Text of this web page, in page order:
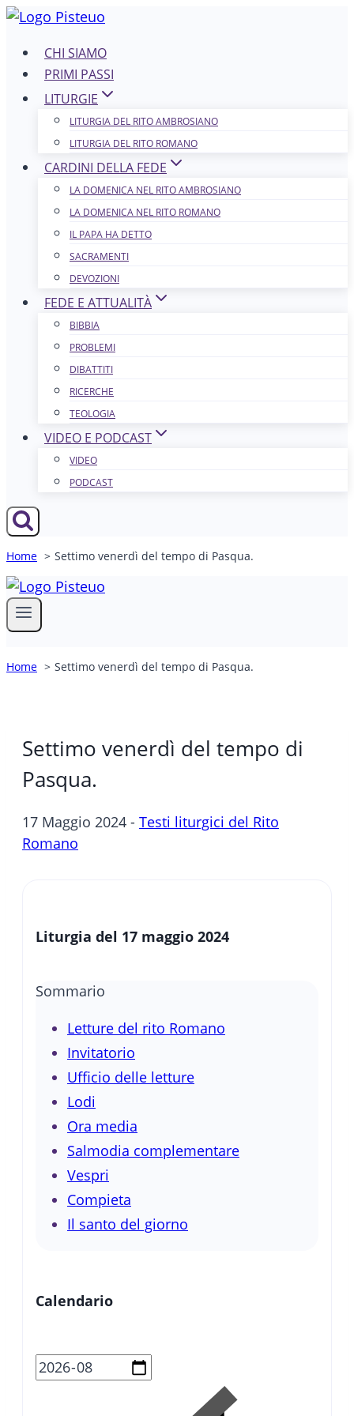
Salta
contenutoCHI SIAMO
PRIMI PASSI
LITURGIE
LITURGIA DEL RITO AMBROSIANO
LITURGIA DEL RITO ROMANO
CARDINI DELLA FEDE
LA DOMENICA NEL R​​​​​​ITO AMBROSIANO
LA DOMENICA NEL RITO ROMANO
IL PAPA HA DETTO
SACRAMENTI
DEVOZIONI
FEDE E ATTUALITÀ
BIBBIA
PROBLEMI
DIBATTITI
RICERCHE
TEOLOGIA
VIDEO E PODCAST
VIDEO
PODCAST
Home Settimo venerdì del tempo di Pasqua.
Home Settimo venerdì del tempo di Pasqua.
Settimo venerdì del tempo di
Pasqua.
17 Maggio 2024 - Testi liturgici del Rito
Romano
Liturgia del 17 maggio 2024
Sommario
Letture del rito Romano
Invitatorio
Ufficio delle letture
Lodi
Ora media
Salmodia complementare
Vespri
Compieta
Il santo del giorno
Calendario